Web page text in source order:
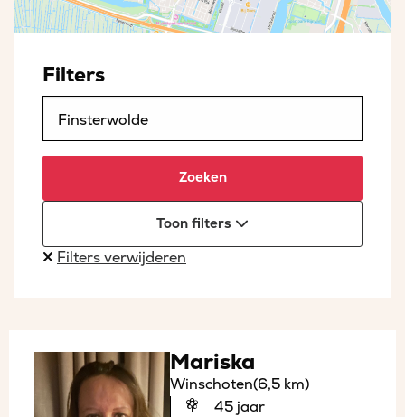
Filters
Zoeken
Toon filters
Filters verwijderen
Mariska
Winschoten(6,5 km)
45 jaar